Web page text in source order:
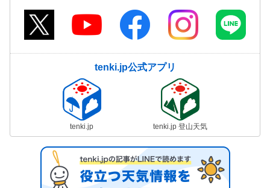
tenki.jp公式アプリ
tenki.jp tenki.jp 登山天気